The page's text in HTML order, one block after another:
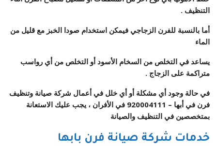
التنظيف .
أما بالنسبة للفرن الزجاجي فيمكن استخدام صودا الخبز مع قليل من
الماء
يساعد في التخلص من السخام الأسود أو التخلص من أي رواسب
متراكمة على الزجاج .
في حالة وجود أي مشكلة أو أي خلل في أعمال شركة صيانة وتنظيف
فرن في أبها – 920004111 في الأفران ، يجب عليك الاستعانة
بمتخصصين في التنظيف والصيانة
خدمات شركة صيانة فرن بابها